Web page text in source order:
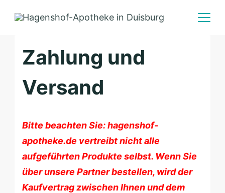
Zahlung und
Versand
Bitte beachten Sie: hagenshof-
apotheke.de vertreibt nicht alle
aufgeführten Produkte selbst. Wenn Sie
über unsere Partner bestellen, wird der
Kaufvertrag zwischen Ihnen und dem